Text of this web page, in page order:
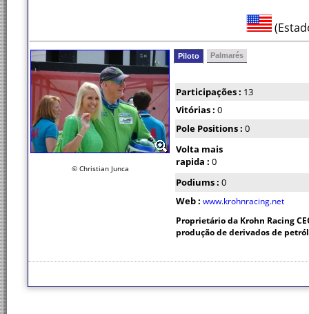
© Christian Junca
Piloto Palmarés
Participações : 13
Vitórias : 0
Pole Positions : 0
Volta mais
rapida : 0
Podiums : 0
Web : www.krohnracing.net
Proprietário da Krohn Racing
produção de derivados de